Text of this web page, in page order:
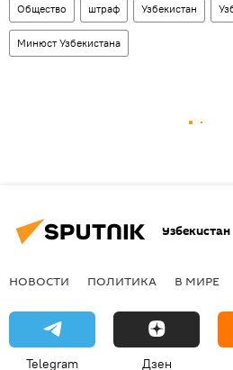
Общество штраф Узбекистан
Минюст Узбекистана
Узбекистан
НОВОСТИ ПОЛИТИКА В МИРЕ
Telegram Дзен